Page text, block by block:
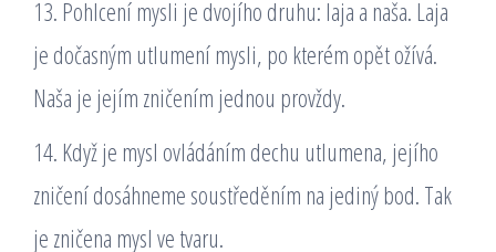
13. Pohlcení mysli je dvojího druhu: laja a naša. Laja
je dočasným utlumení mysli, po kterém opět ožívá.
Naša je jejím zničením jednou provždy.
14. Když je mysl ovládáním dechu utlumena, jejího
zničení dosáhneme soustředěním na jediný bod. Tak
je zničena mysl ve tvaru.